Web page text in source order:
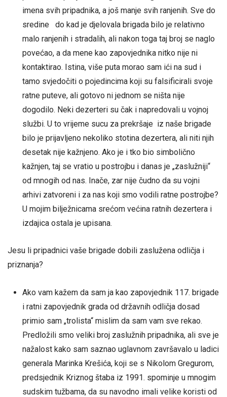
imena svih pripadnika, a još manje svih ranjenih. Sve do
sredine do kad je djelovala brigada bilo je relativno
malo ranjenih i stradalih, ali nakon toga taj broj se naglo
povećao, a da mene kao zapovjednika nitko nije ni
kontaktirao. Istina, više puta morao sam ići na sud i
tamo svjedočiti o pojedincima koji su falsificirali svoje
ratne puteve, ali gotovo ni jednom se ništa nije
dogodilo. Neki dezerteri su čak i napredovali u vojnoj
službi. U to vrijeme sucu za prekršaje iz naše brigade
bilo je prijavljeno nekoliko stotina dezertera, ali niti njih
desetak nije kažnjeno. Ako je i tko bio simbolično
kažnjen, taj se vratio u postrojbu i danas je „zaslužniji“
od mnogih od nas. Inače, zar nije čudno da su vojni
arhivi zatvoreni i za nas koji smo vodili ratne postrojbe?
U mojim bilježnicama srećom većina ratnih dezertera i
izdajica ostala je upisana.
Jesu li pripadnici vaše brigade dobili zaslužena odličja i
priznanja?
Ako vam kažem da sam ja kao zapovjednik 117. brigade
i ratni zapovjednik grada od državnih odličja dosad
primio sam „trolista“ mislim da sam vam sve rekao.
Predložili smo veliki broj zaslužnih pripadnika, ali sve je
nažalost kako sam saznao uglavnom završavalo u ladici
generala Marinka Krešića, koji se s Nikolom Gregurom,
predsjednik Kriznog štaba iz 1991. spominje u mnogim
sudskim tužbama, da su navodno imali velike koristi od